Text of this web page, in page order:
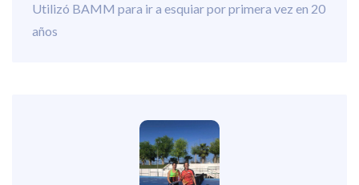
Utilizó BAMM para ir a esquiar por primera vez en 20
años